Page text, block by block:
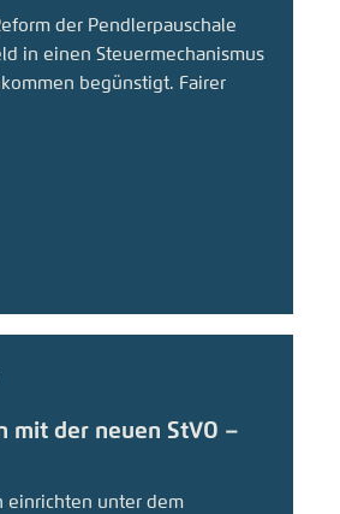
kopieren
der Pendlerpauschale
in einen Steuermechanismus
begünstigt. Fairer
mit der neuen StVO –
einrichten unter dem
für diese Webseite im Browser